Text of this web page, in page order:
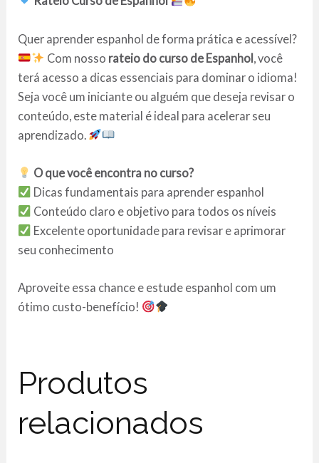
Quer aprender espanhol de forma prática e acessível?
Com nosso rateio do curso de Espanhol , você
terá acesso a dicas essenciais para dominar o idioma!
Seja você um iniciante ou alguém que deseja revisar o
conteúdo, este material é ideal para acelerar seu
aprendizado.
O que você encontra no curso?
Dicas fundamentais para aprender espanhol
Conteúdo claro e objetivo para todos os níveis
Excelente oportunidade para revisar e aprimorar
seu conhecimento
Aproveite essa chance e estude espanhol com um
ótimo custo-benefício!
Produtos
relacionados